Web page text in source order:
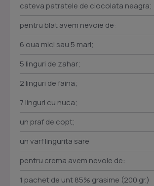
cateva patratele de ciocolata neagra;
pentru blat avem nevoie de:
6 oua mici sau 5 mari;
5 linguri de zahar;
2 linguri de faina;
7 linguri cu nuca;
un praf de copt;
un varf lingurita sare
pentru crema avem nevoie de:
1 pachet de unt 85% grasime (200 gr.)